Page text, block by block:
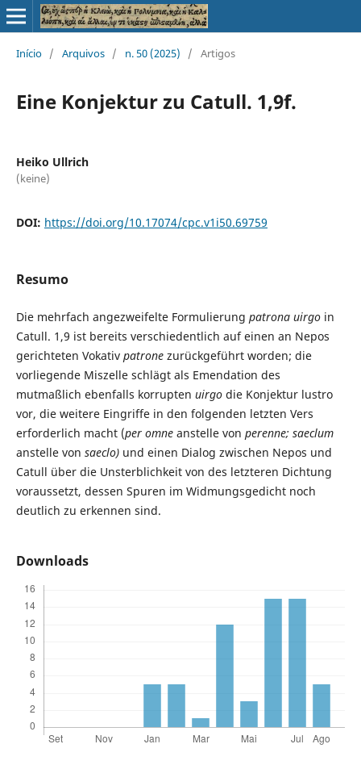
Início / Arquivos / n. 50 (2025) / Artigos
Eine Konjektur zu Catull. 1,9f.
Heiko Ullrich
(keine)
DOI: https://doi.org/10.17074/cpc.v1i50.69759
Resumo
Die mehrfach angezweifelte Formulierung patrona uirgoin
Catull. 1,9 ist bereits verschiedentlich auf einen an Nepos
gerichteten Vokativ patronezurückgeführt worden; die
vorliegende Miszelle schlägt als Emendation des
mutmaßlich ebenfalls korrupten uirgodie Konjektur lustro
vor, die weitere Eingriffe in den folgenden letzten Vers
erforderlich macht (per omneanstelle von perenne; saeclum
anstelle von saeclo)und einen Dialog zwischen Nepos und
Catull über die Unsterblichkeit von des letzteren Dichtung
voraussetzt, dessen Spuren im Widmungsgedicht noch
deutlich zu erkennen sind.
Downloads